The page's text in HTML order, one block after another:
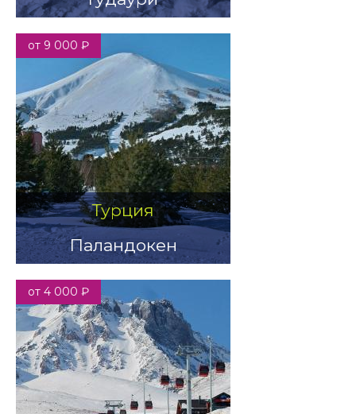
от 9 000 ₽
Турция
Паландокен
от 4 000 ₽